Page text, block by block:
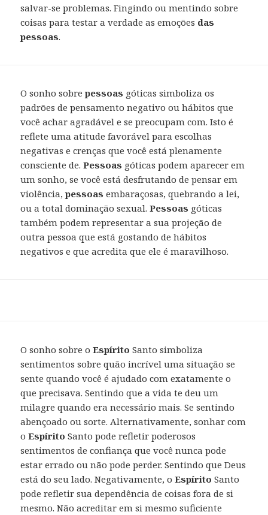
salvar-se problemas. Fingindo ou mentindo sobre
coisas para testar a verdade as emoções das
pessoas.
O sonho sobrepessoas góticas simboliza os
padrões de pensamento negativo ou hábitos que
você achar agradável e se preocupam com. Isto é
reflete uma atitude favorável para escolhas
negativas e crenças que você está plenamente
consciente de.Pessoas góticas podem aparecer em
um sonho, se você está desfrutando de pensar em
violência,pessoas embaraçosas, quebrando a lei,
ou a total dominação sexual.Pessoas góticas
também podem representar a sua projeção de
outra pessoa que está gostando de hábitos
negativos e que acredita que ele é maravilhoso.
O sonho sobre oEspírito Santo simboliza
sentimentos sobre quão incrível uma situação se
sente quando você é ajudado com exatamente o
que precisava. Sentindo que a vida te deu um
milagre quando era necessário mais. Se sentindo
abençoado ou sorte. Alternativamente, sonhar com
oEspírito Santo pode refletir poderosos
sentimentos de confiança que você nunca pode
estar errado ou não pode perder. Sentindo que Deus
está do seu lado. Negativamente, oEspírito Santo
pode refletir sua dependência de coisas fora de si
mesmo. Não acreditar em si mesmo suficiente